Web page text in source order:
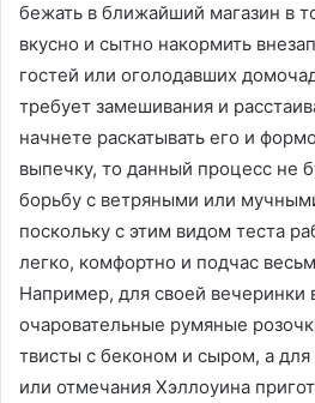
бежать в ближайший магазин в
вкусно и сытно накормить
гостей или оголодавших
требует замешивания и
начнете раскатывать его и
выпечку, то данный процесс не
борьбу с ветряными или
поскольку с этим видом теста
легко, комфортно и подчас
Например, для своей вечеринки
очаровательные румяные
твисты с беконом и сыром, а для
или отмечания Хэллоуина